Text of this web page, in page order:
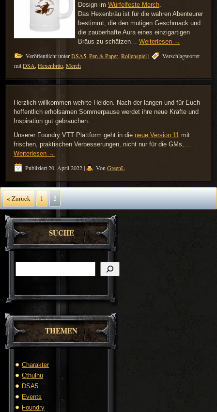
Design im Würfelfeste Merch
Das Hexenbräu ist für die wahren Abenteurer
bestimmt, die den mutigen Geschmack und
die zauberhafte Aura eines einzigartigen
Bräus zu schätzen… Weiterlesen →
Veröffentlicht unterDSA5, Pen & Paper, Rollenspiel|
Verschlagwortet
mitDSA Hexenbräu Merch
Herzlich willkommen wehrte Helden. Nach der langen und für Euch
hoffentlich erholsamen Sommerpause werdet ihre neue Kräfte und
Inspiration gut gebrauchen.
Unserer Foundry VTT Plattform geht in die neue Version 11 mit
frischen, praktischen Verbesserungen, nicht nur für die GMs,…
Weiterlesen →
Publiziert20. April 2022| Von GreenL
« Zurück 1 2
SUCHE
THEMEN
Charakter
Cthulhu
DSA5
Events
Foundry